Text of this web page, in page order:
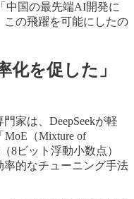
中国の最先端AI開発に
の飛躍を可能にしたの
化を促した」
家は、DeepSeekが軽
（Mixture of
8ビット浮動小数点）
的なチューニング手法